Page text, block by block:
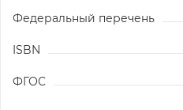
Федеральный перечень
ISBN
ФГОС